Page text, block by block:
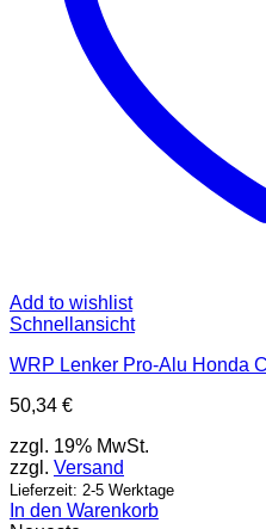
Add to wishlist
Schnellansicht
WRP Lenker Pro-Alu Honda
50,34 €
zzgl. 19% MwSt.
zzgl. Versand
Lieferzeit: 2-5 Werktage
In den Warenkorb